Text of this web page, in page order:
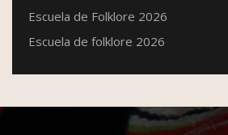
Escuela de Folklore 2026
Escuela de folklore 2026